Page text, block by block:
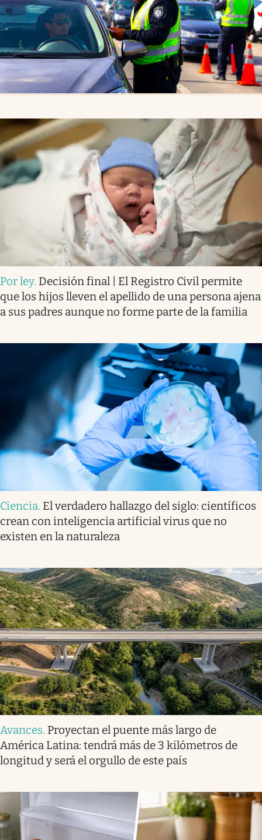
Por ley. Decisión final | El Registro Civil permite
que los hijos lleven el apellido de una persona ajena
a sus padres aunque no forme parte de la familia
Ciencia. El verdadero hallazgo del siglo: científicos
crean con inteligencia artificial virus que no
existen en la naturaleza
Avances. Proyectan el puente más largo de
América Latina: tendrá más de 3 kilómetros de
longitud y será el orgullo de este país